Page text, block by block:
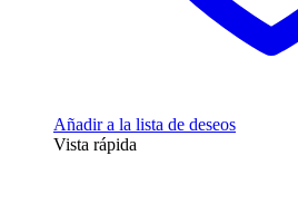
Añadir a la lista de deseos
Vista rápida